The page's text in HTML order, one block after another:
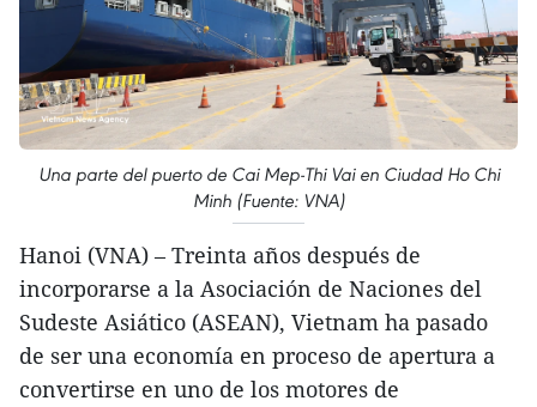
Una parte del puerto de Cai Mep-Thi Vai en Ciudad Ho Chi
Minh (Fuente: VNA)
Hanoi (VNA) – Treinta años después de
incorporarse a la Asociación de Naciones del
Sudeste Asiático (ASEAN), Vietnam ha pasado
de ser una economía en proceso de apertura a
convertirse en uno de los motores de